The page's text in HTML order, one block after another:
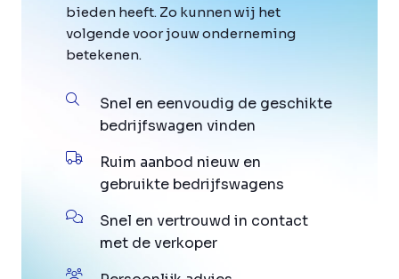
bieden heeft. Zo kunnen wij het
volgende voor jouw onderneming
betekenen.
Snel en eenvoudig de geschikte
bedrijfswagen vinden
Ruim aanbod nieuw en
gebruikte bedrijfswagens
Snel en vertrouwd in contact
met de verkoper